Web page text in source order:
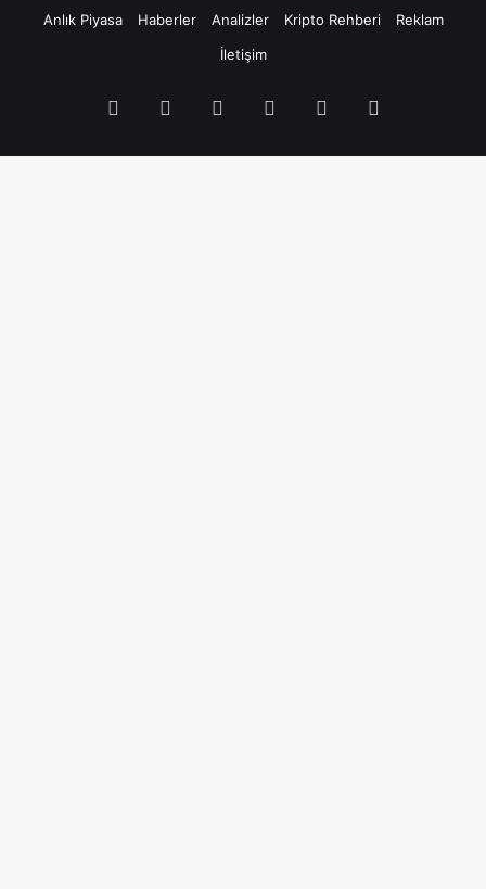
Anlık Piyasa
Haberler Analizler Kripto Rehberi
Reklam
İletişim
Facebook PinterestYouTubeInstagram